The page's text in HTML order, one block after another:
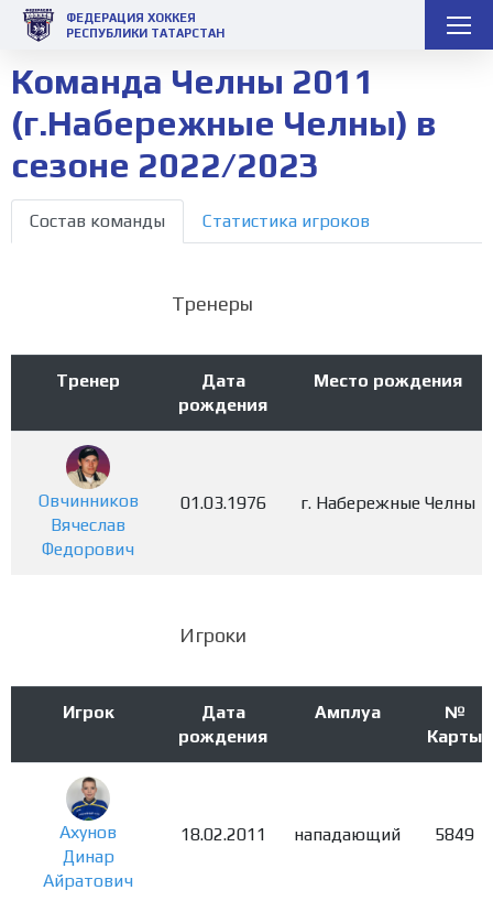
ФЕДЕРАЦИЯ ХОККЕЯ
РЕСПУБЛИКИ ТАТАРСТАН
Команда Челны 2011
(г.Набережные Челны) в
сезоне 2022/2023
Состав команды Статистика игроков
Тренеры
Тренер
Дата
рождения
Место рождения
Овчинников
Вячеслав
Федорович
01.03.1976 г. Набережные Челны
Игроки
Игрок
Дата
рождения
Амплуа
№
Карты
Ахунов
Динар
Айратович
18.02.2011 нападающий 5849